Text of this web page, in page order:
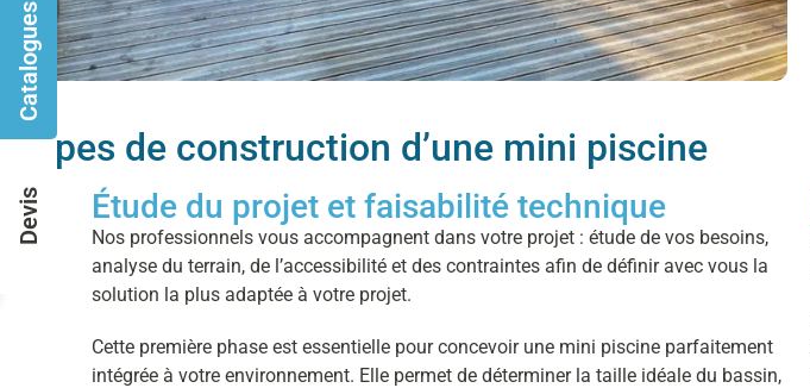
Catalogues
Devis
Étapes de construction d’une mini piscine
Étude du projet et faisabilité technique
Nos professionnels vous accompagnent dans votre projet : étude de vos besoins,
analyse du terrain, de l’accessibilité et des contraintes afin de définir avec vous la
solution la plus adaptée à votre projet.
Cette première phase est essentielle pour concevoir une mini piscine parfaitement
intégrée à votre environnement. Elle permet de déterminer la taille idéale du bassin,